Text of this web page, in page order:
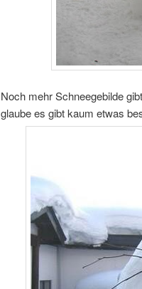
Noch mehr Schneegebilde
glaube es gibt kaum etwas